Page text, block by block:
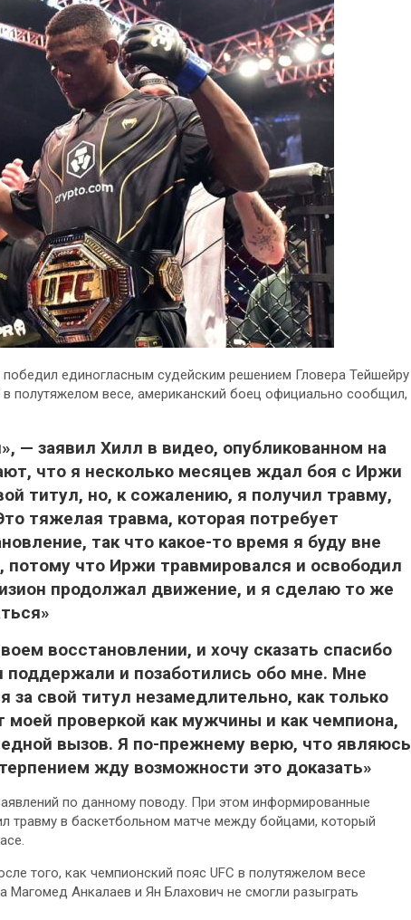
единогласным судейским решением Гловера Тейшейру
полутяжелом весе, американский боец официально сообщил,
— заявил Хилл в видео, опубликованном на
что я несколько месяцев ждал боя с Иржи
титул, но, к сожалению, я получил травму,
тяжелая травма, которая потребует
так что какое-то время я буду вне
что Иржи травмировался и освободил
продолжал движение, и я сделаю то же
восстановлении, и хочу сказать спасибо
поддержали и позаботились обо мне. Мне
за свой титул незамедлительно, как только
моей проверкой как мужчины и как чемпиона,
вызов. Я по-прежнему верю, что являюсь
жду возможности это доказать»
по данному поводу. При этом информированные
травму в баскетбольном матче между бойцами, который
того, как чемпионский пояс UFC в полутяжелом весе
Анкалаев и Ян Блахович не смогли разыграть